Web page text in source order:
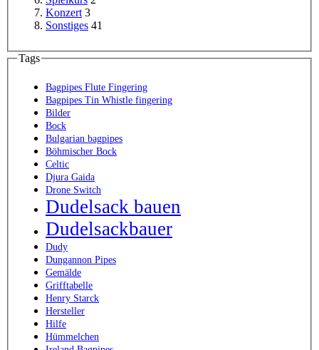
Konzert 3
Sonstiges 41
Tags
Bagpipes Flute Fingering
Bagpipes Tin Whistle fingering
Bilder
Bock
Bulgarian bagpipes
Böhmischer Bock
Celtic
Djura Gaida
Drone Switch
Dudelsack bauen
Dudelsackbauer
Dudy
Dungannon Pipes
Gemälde
Grifftabelle
Henry Starck
Hersteller
Hilfe
Hümmelchen